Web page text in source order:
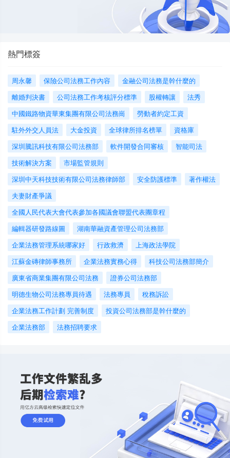
熱門標簽
周永馨 保險公司法務工作內容
金融公司法務是幹什麼的
離婚判決書
公司法務工作考核評分標準 股權轉讓
法秀
中國鐵路物資華東集團有限公司法務崗
勞動者約定工資
駐外外交人員法
大金投資 全球律所排名榜單
資格庫
深圳騰訊科技有限公司法務部
軟件開發合同審核
智能司法
技術解決方案
市場監管規則
深圳中天科技技術有限公司法務律師部
安全防護標準
著作權法
夫妻財產爭議
全國人民代表大會代表參加各國議會聯盟代表團章程
編輯器研發路線圖
湖南華融資產管理公司法務部
企業法務管理系統哪家好
行政救濟
上海政法學院
江蘇金磚律師事務所
企業法務實務心得
科技公司法務部簡介
廣東省商業集團有限公司法務
證券公司法務部
明德生物公司法務專員待遇
法務專員
稅務訴訟
企業法務工作計劃 完善制度
投資公司法務部是幹什麼的
企業法務部
法務招聘要求